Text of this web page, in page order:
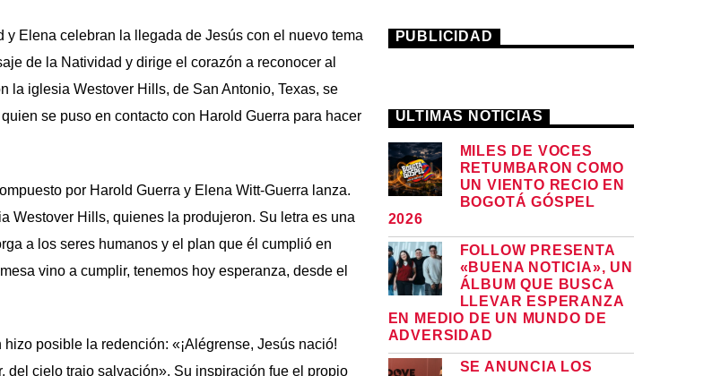
y Elena celebran la llegada de Jesús con el nuevo tema
de la Natividad y dirige el corazón a reconocer al
la iglesia Westover Hills, de San Antonio, Texas, se
se puso en contacto con Harold Guerra para hacer
por Harold Guerra y Elena Witt-Guerra lanza.
Westover Hills, quienes la produjeron. Su letra es una
a los seres humanos y el plan que él cumplió en
vino a cumplir, tenemos hoy esperanza, desde el
posible la redención: «¡Alégrense, Jesús nació!
del cielo trajo salvación». Su inspiración fue el propio
PUBLICIDAD
ÚLTIMAS NOTICIAS
MILES DE VOCES
RETUMBARON COMO
UN VIENTO RECIO EN
BOGOTÁ GÓSPEL
2026
FOLLOW PRESENTA
«BUENA NOTICIA», UN
ÁLBUM QUE BUSCA
LLEVAR ESPERANZA
EN MEDIO DE UN MUNDO DE
ADVERSIDAD
SE ANUNCIA LOS